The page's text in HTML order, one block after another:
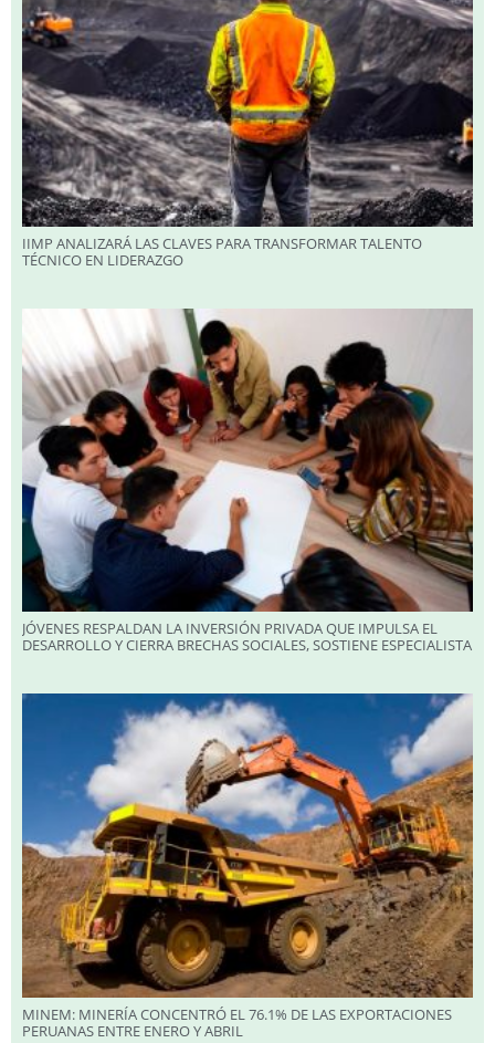
IIMP ANALIZARÁ LAS CLAVES PARA TRANSFORMAR TALENTO
TÉCNICO EN LIDERAZGO
JÓVENES RESPALDAN LA INVERSIÓN PRIVADA QUE IMPULSA EL
DESARROLLO Y CIERRA BRECHAS SOCIALES, SOSTIENE ESPECIALISTA
MINEM: MINERÍA CONCENTRÓ EL 76.1% DE LAS EXPORTACIONES
PERUANAS ENTRE ENERO Y ABRIL